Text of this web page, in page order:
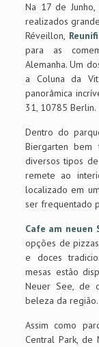
Na 17 de
realizados
Réveillon,
para as
Alemanha. Um
a Coluna da
panorâmica
31, 10785 Berlin.
Dentro do
Biergarten bem
diversos tipos
remete ao
localizado em
ser frequentado
Cafe am neuen
opções de
e doces
mesas estão
Neuer See, de
beleza da região.
Assim como
Central Park, de